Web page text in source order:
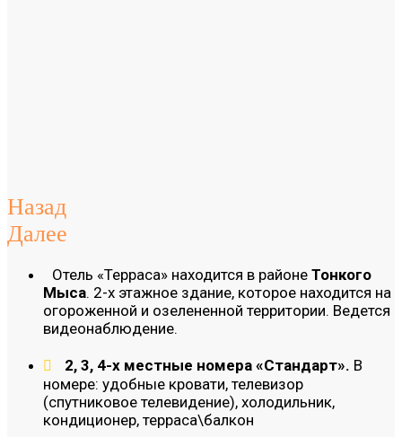
Назад
Далее
Отель «Терраса» находится в районе Тонкого
Мыса. 2-х этажное здание, которое находится на
огороженной и озелененной территории. Ведется
видеонаблюдение.
2, 3, 4-х местные номера «Стандарт». В
номере: удобные кровати, телевизор
(спутниковое телевидение), холодильник,
кондиционер, терраса\балкон